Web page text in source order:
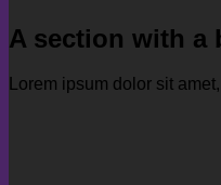
A section with a
Lorem ipsum dolor sit